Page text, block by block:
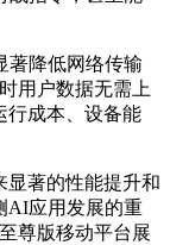
降低网络传输
用户数据无需上
行成本、设备能
著的性能提升和
AI应用发展的重
尊版移动平台展